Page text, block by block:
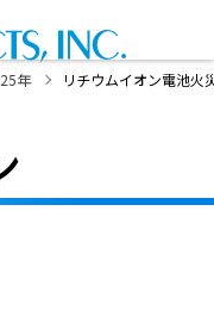
年 リチウムイオン電池火